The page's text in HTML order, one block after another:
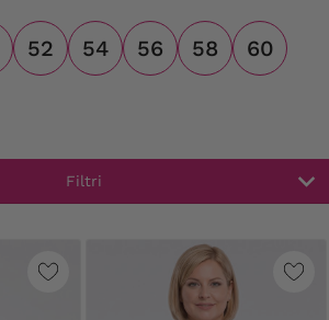
52 54 56 58 60
Filtri